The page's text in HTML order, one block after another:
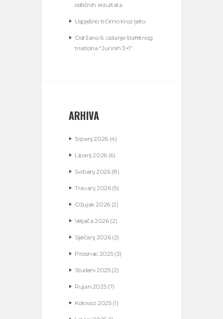
odličnih rezultata
Uspješno trčimo kroz ljeto
Održano 6. izdanje štafetnog
triatlona “Jurinih 3×1”
ARHIVA
Srpanj2026 (4)
Lipanj2026 (6)
Svibanj2026(8)
Travanj2026(5)
Ožujak2026 (2)
Veljača2026(2)
Siječanj 2026(2)
Prosinac 2025(3)
Studeni2025(2)
Rujan 2025(7)
Kolovoz2025(1)